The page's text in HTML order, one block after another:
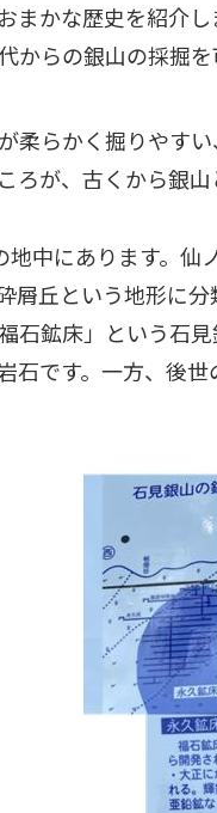
まかな歴史を紹介
からの銀山の採掘
柔らかく掘りやす
ろが、古くから銀山
中にあります。
屑丘という地形に
石鉱床」という石
石です。一方、後